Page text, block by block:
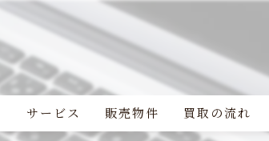
サービス 販売物件 買取の流れ